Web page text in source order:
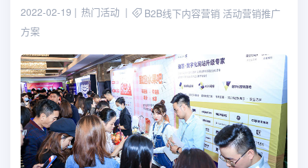
2022-02-19 热门活动 B2B线下内容营销 活动营销推广
方案